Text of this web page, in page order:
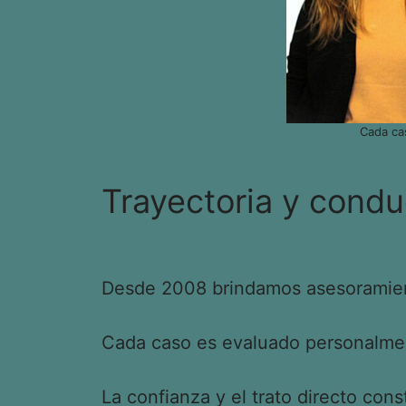
Cada
Trayectoria y
Desde 2008 brindamos
Cada caso es evaluado
La confianza y el trato directo